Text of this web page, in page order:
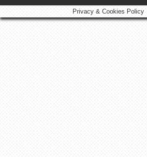
Privacy & Cookies Policy